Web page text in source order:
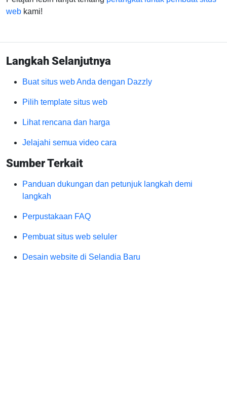
web kami!
Langkah Selanjutnya
Buat situs web Anda dengan Dazzly
Pilih template situs web
Lihat rencana dan harga
Jelajahi semua video cara
Sumber Terkait
Panduan dukungan dan petunjuk langkah demi
langkah
Perpustakaan FAQ
Pembuat situs web seluler
Desain website di Selandia Baru